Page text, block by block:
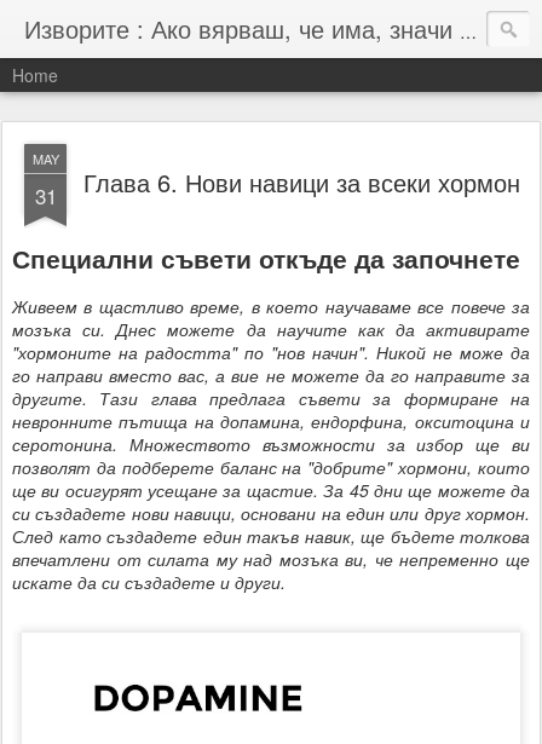
Изворите : Ако вярваш, че има, значи има :-)
Home
MAY
31 Глава 6. Нови навици за всеки хормон
Специални съвети откъде да започнете
Живеем в щастливо време, в което научаваме все повече за
мозъка си. Днес можете да научите как да активирате
"хормоните на радостта" по "нов начин". Никой не може да
го направи вместо вас, а вие не можете да го направите за
другите. Тази глава предлага съвети за формиране на
невронните пътища на допамина, ендорфина, окситоцина и
серотонина. Множеството възможности за избор ще ви
позволят да подберете баланс на "добрите" хормони, които
ще ви осигурят усещане за щастие. За 45 дни ще можете да
си създадете нови навици, основани на един или друг хормон.
След като създадете един такъв навик, ще бъдете толкова
впечатлени от силата му над мозъка ви, че непременно ще
искате да си създадете и други.